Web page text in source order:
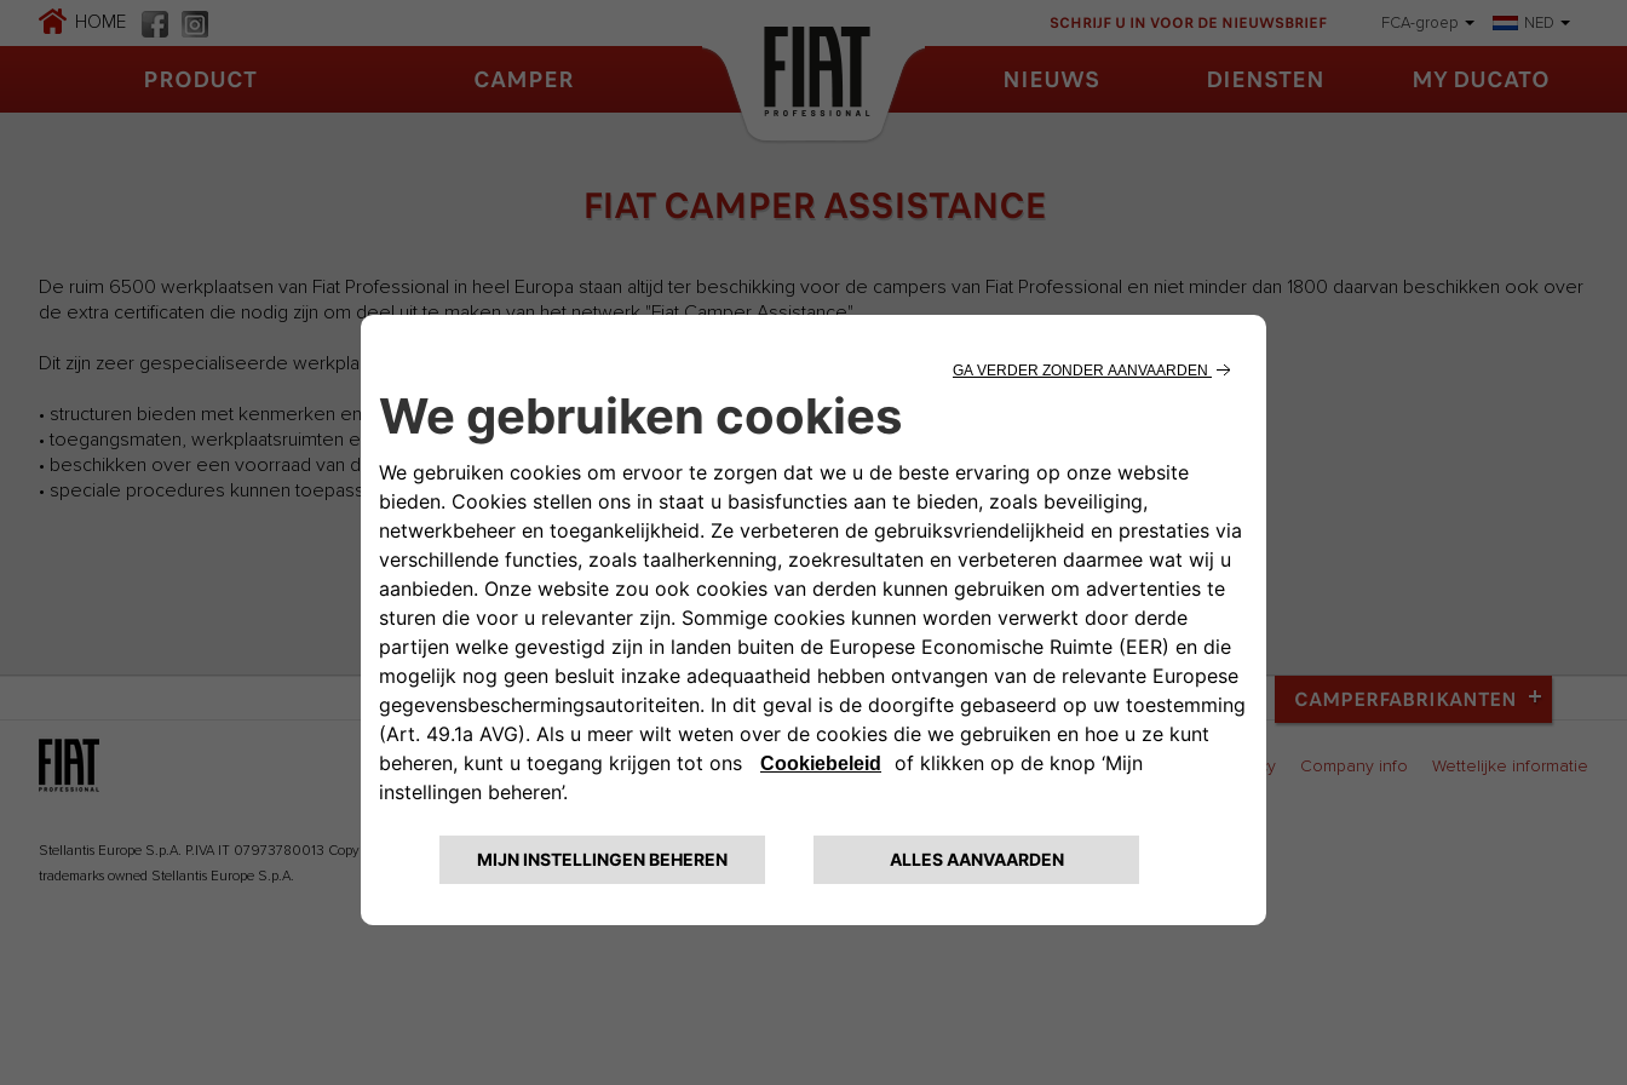
HOME SCHRIJF U IN VOOR DE NIEUWSBRIEF FCA-groep NED
PRODUCT CAMPER NIEUWS DIENSTEN MY DUCATO
FIAT CAMPER ASSISTANCE
De ruim 6500 werkplaatsen van Fiat Professional in heel Europa staan altijd ter beschikking voor de campers van Fiat Professional en niet minder dan 1800 daarvan beschikken ook over
de extra certificaten die nodig zijn om deel uit te maken van het netwerk "Fiat Camper Assistance".
Dit zijn zeer gespecialiseerde werkplaatsen die
• structuren bieden met kenmerken en afmetingen die geschikt zijn voor campers
• toegangsmaten, werkplaatsruimten en hydraulische oprijplaten bieden die aangepast zijn aan het gewicht en de afmetingen van een camper
• beschikken over een voorraad van de nuttigste verbruiksgoederen en originele reserveonderdelen voor recreatievoertuigen
• speciale procedures kunnen toepassen om de interventietijden te verkorten.
DEALER LOCATOR
CAMPERFABRIKANTEN
Stellantis Europe S.p.A. P.IVA IT 07973780013 Copyright © 2014 All Rights Reserved. Fiat and Fiat Professional are registered
trademarks owned Stellantis Europe S.p.A.
Cookies Privacy en Policy Company info Wettelijke informatie